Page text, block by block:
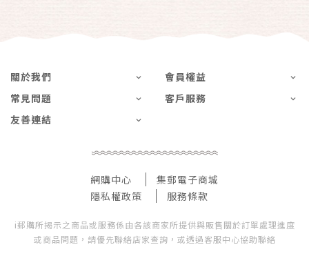
關於我們
會員權益
常見問題
客戶服務
友善連結
網購中心
集郵電子商城
隱私權政策
服務條款
i郵購所揭示之商品或服務係由各該商家所提供與販售關於訂單處理進度
或商品問題，請優先聯絡店家查詢，或透過客服中心協助聯絡